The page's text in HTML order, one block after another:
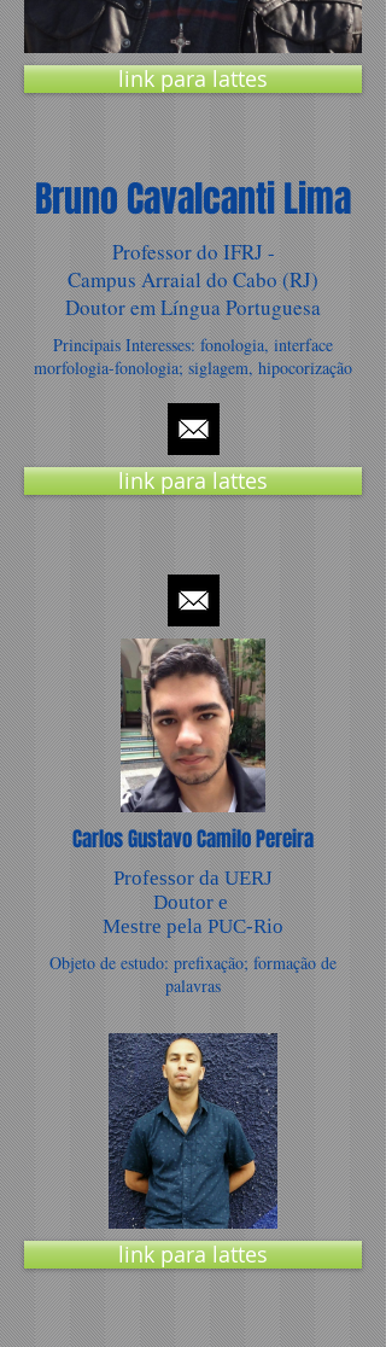
link para lattes
Bruno Cavalcanti Lima
Professor do IFRJ -
Campus Arraial do Cabo (RJ)
Doutor em Língua Portuguesa
Principais Interesses: fonologia, interface
morfologia-fonologia; siglagem, hipocorização
link para lattes
Carlos Gustavo Camilo Pereira
Professor da UERJ
Doutor e
Mestre pela PUC-Rio
Objeto de estudo: prefixação; formação de
palavras
link para lattes